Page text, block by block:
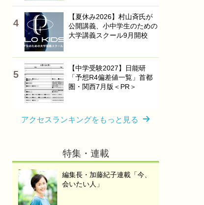
【夏休み2026】村山斉氏が
公開講義、小中学生のための
大学講義スクール9月開校
【中学受験2027】日能研
「予想R4偏差値一覧」首都
圏・関西7月版＜PR＞
アクセスランキングをもっと見る
特集・連載
編集長・加藤紀子連載「今、
会いたい人」